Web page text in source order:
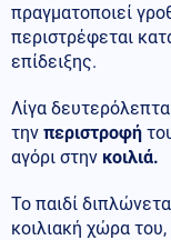
πραγματοποιεί
περιστρέφεται
επίδειξης.
Λίγα
την περιστροφή
αγόρι στην κοιλιά.
Το παιδί
κοιλιακή χώρα